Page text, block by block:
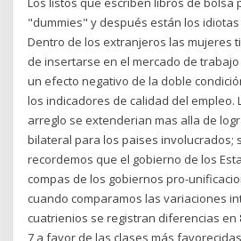
"dummies" y después están los idiotas
Dentro de los extranjeros las mujeres
de insertarse en el mercado de
un efecto negativo de la doble
los indicadores de calidad del empleo.
arreglo se extenderian mas alla de
bilateral para los paises involucrados;
recordemos que el gobierno de los
compas de los gobiernos pro-
cuando comparamos las variaciones
cuatrienios se registran diferencias en
7 a favor de las clases más